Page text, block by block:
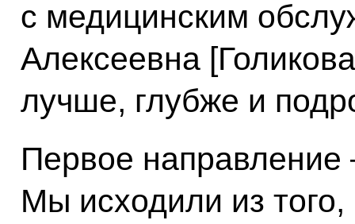
с медицинским
Алексеевна
лучше, глубже и
Первое направление
Мы исходили из